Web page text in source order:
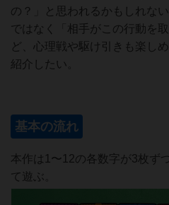
の？」と思われるかもしれな
ではなく「相手がこの行動を
ど、心理戦や駆け引きも楽し
紹介したい。
基本の流れ
本作は1〜12の各数字が3枚ず
て遊ぶ。